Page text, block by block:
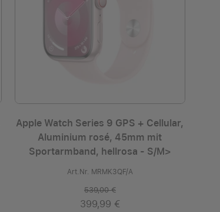
Apple Watch Series 9 GPS + Cellular,
Aluminium rosé, 45mm mit
Sportarmband, hellrosa - S/M>
Art.Nr. MRMK3QF/A
539,00 €
399,99 €